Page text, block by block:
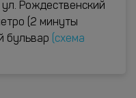
Рождественский
(2 минуты
бульвар
(схема